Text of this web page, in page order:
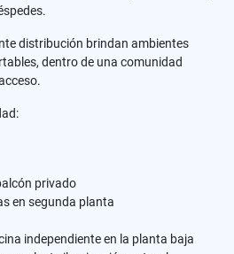
distribución brindan ambientes
dentro de una comunidad
privado
en segunda planta
independiente en la planta baja